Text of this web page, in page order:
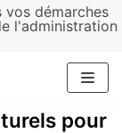
démarches
l'administration
pour